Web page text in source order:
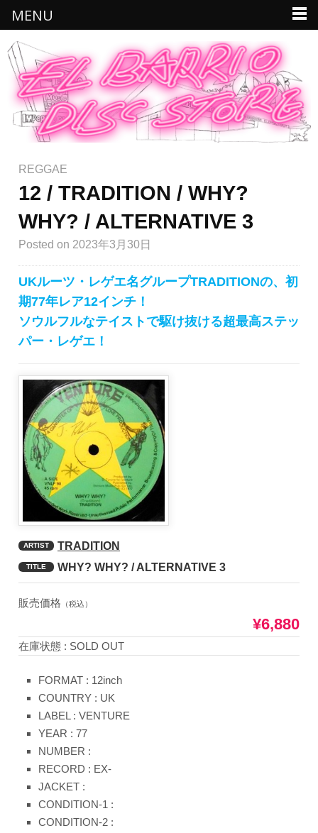
REGGAE
12 / TRADITION / WHY?
WHY? / ALTERNATIVE 3
Posted on 2023年3月30日
UKルーツ・レゲエ名グループTRADITIONの、初
期77年レア12インチ！
ソウルフルなテイストで駆け抜ける超最高ステッ
パー・レゲエ！
ARTIST TRADITION
TITLE WHY? WHY? / ALTERNATIVE 3
販売価格 （税込）
¥6,880
在庫状態 : SOLD OUT
FORMAT : 12inch
COUNTRY : UK
LABEL : VENTURE
YEAR : 77
NUMBER :
RECORD : EX-
JACKET :
CONDITION-1 :
CONDITION-2 :
MENU